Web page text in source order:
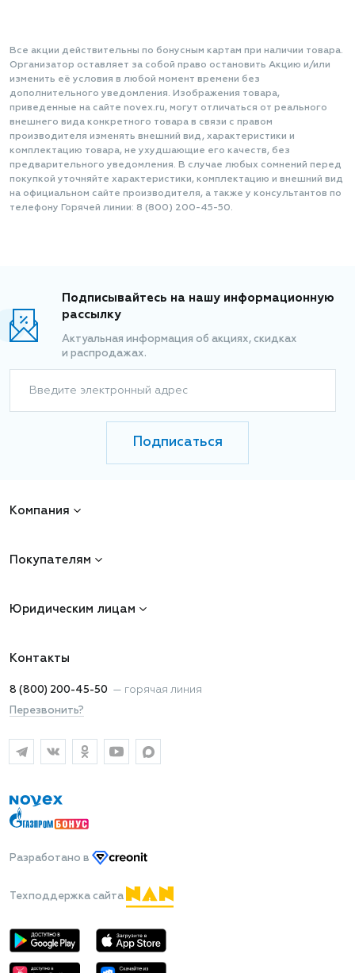
Все акции действительны по бонусным картам при наличии товара.
Организатор оставляет за собой право остановить Акцию и/или
изменить её условия в любой момент времени без
дополнительного уведомления. Изображения товара,
приведенные на сайте novex.ru, могут отличаться от реального
внешнего вида конкретного товара в связи с правом
производителя изменять внешний вид, характеристики и
комплектацию товара, не ухудшающие его качеств, без
предварительного уведомления. В случае любых сомнений перед
покупкой уточняйте характеристики, комплектацию и внешний вид
на официальном сайте производителя, а также у консультантов по
телефону Горячей линии: 8 (800) 200-45-50.
Подписывайтесь на нашу информационную
рассылку
Актуальная информация об акциях, скидках
и распродажах.
Введите электронный адрес
Подписаться
Компания
Покупателям
Юридическим лицам
Контакты
8 (800) 200-45-50 — горячая линия
Перезвонить?
Разработано в
Техподдержка сайта